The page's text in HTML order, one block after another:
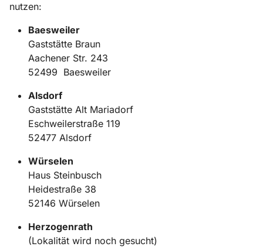
nutzen:
Baesweiler
Gaststätte Braun
Aachener Str. 243
52499 Baesweiler
Alsdorf
Gaststätte Alt Mariadorf
Eschweilerstraße 119
52477 Alsdorf
Würselen
Haus Steinbusch
Heidestraße 38
52146 Würselen
Herzogenrath
(Lokalität wird noch gesucht)